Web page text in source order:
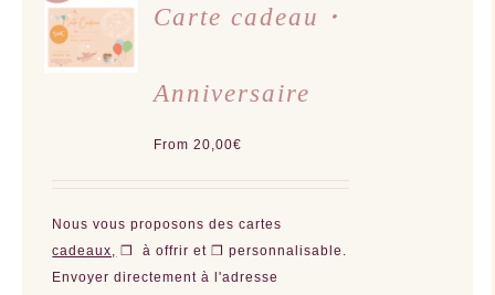
DES
OPTIONS
CE
PRODUIT
PLUSIEURS
CHOISIES
PAGE
DU
PRODUIT
/
DÉTAILS
Carte cadeau・
Anniversaire
From 20,00€
Nous vous proposons des cartes
cadeaux, ❒ à offrir et ❒ personnalisable.
Envoyer directement à l'adresse